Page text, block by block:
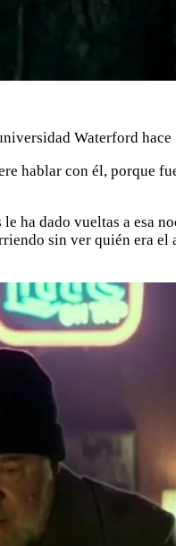
Waterford hace
hablar con él, porque
ha dado vueltas a esa
sin ver quién era